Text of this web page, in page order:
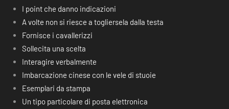
I point che danno indicazioni
A volte non si riesce a togliersela dalla testa
Fornisce i cavallerizzi
Sollecita una scelta
Interagire verbalmente
Imbarcazione cinese con le vele di stuoie
Esemplari da stampa
Un tipo particolare di posta elettronica